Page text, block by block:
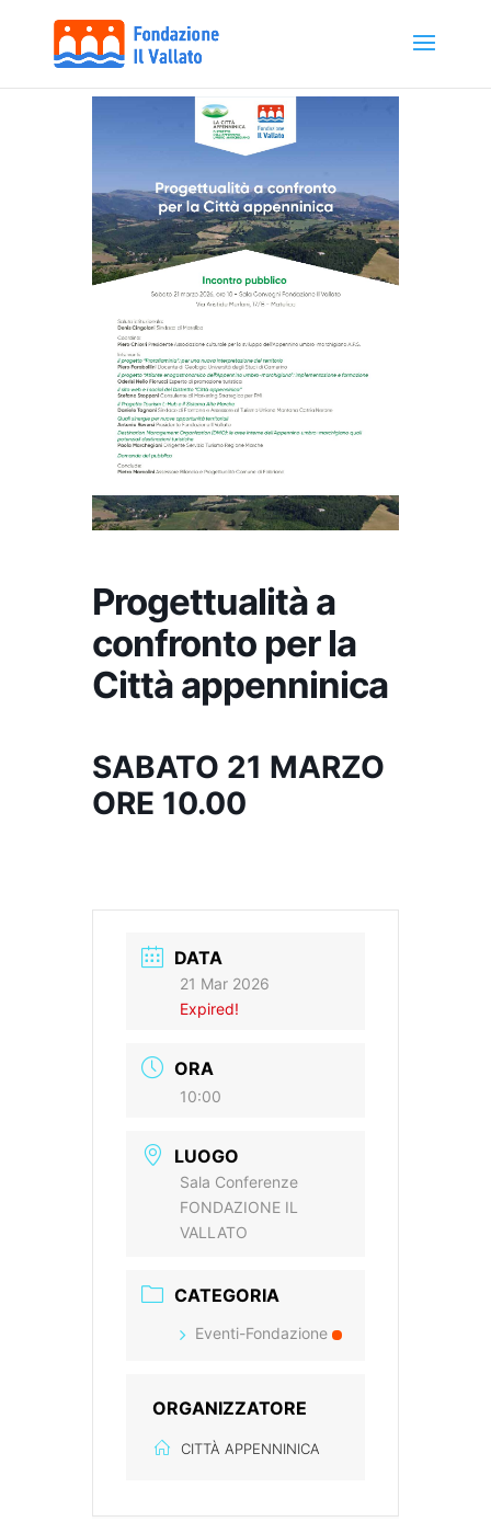
Progettualità a
confronto per la
Città appenninica
SABATO 21 MARZO
ORE 10.00
DATA
21 Mar 2026
Expired!
ORA
10:00
LUOGO
Sala Conferenze
FONDAZIONE IL
VALLATO
CATEGORIA
Eventi-Fondazione
ORGANIZZATORE
CITTÀ APPENNINICA